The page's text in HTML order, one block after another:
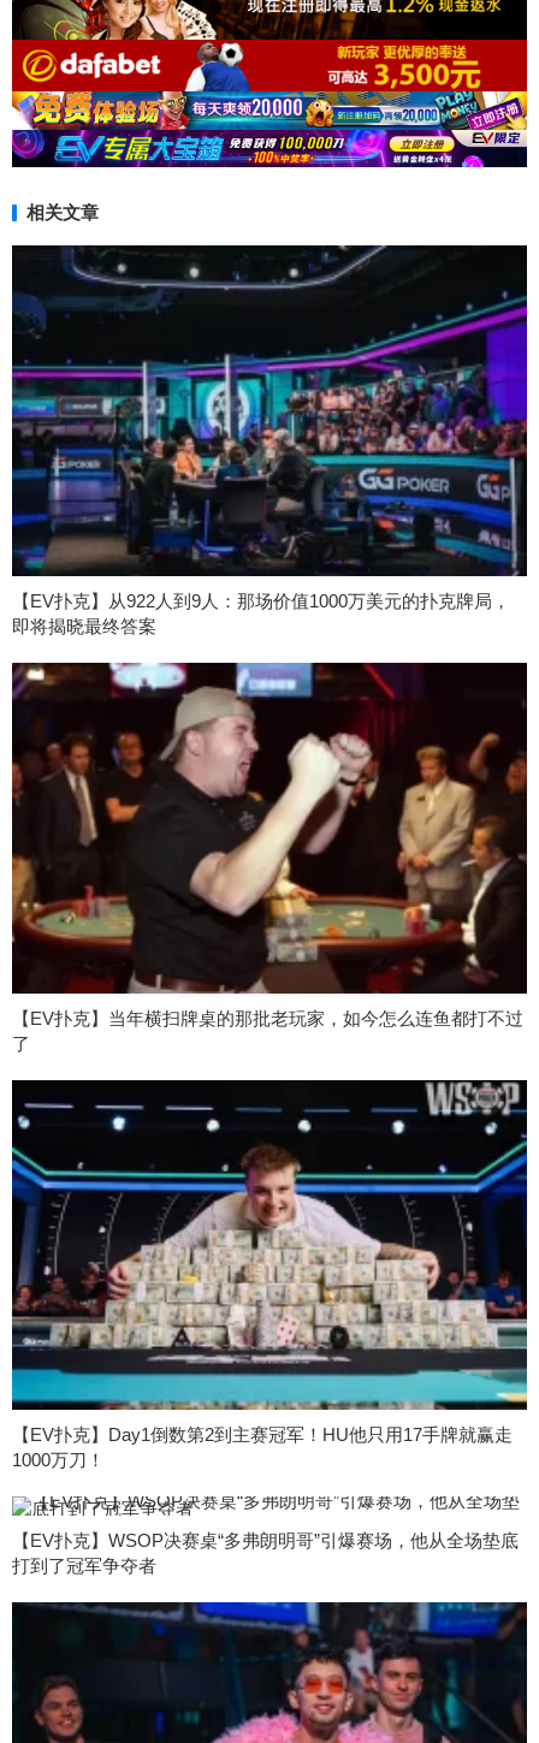
相关文章
【EV扑克】从922人到9人：那场价值1000万美元的扑克牌局，
即将揭晓最终答案
【EV扑克】当年横扫牌桌的那批老玩家，如今怎么连鱼都打不过
了
【EV扑克】Day1倒数第2到主赛冠军！HU他只用17手牌就赢走
1000万刀！
【EV扑克】WSOP决赛桌“多弗朗明哥”引爆赛场，他从全场垫底
打到了冠军争夺者